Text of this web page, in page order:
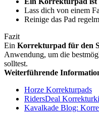
Lass dich von einem
Reinige das Pad
Fazit
Ein Korrekturpad für den
Anwendung, um die
solltest.
Weiterführende
Horze Korrekturpads
RidersDeal
Kavalkade Blog: